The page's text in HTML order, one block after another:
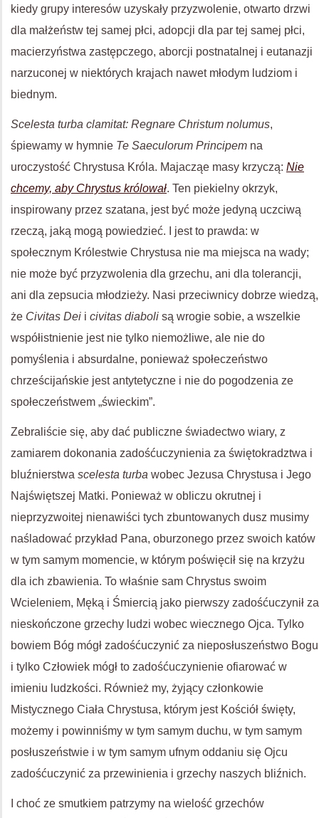
kiedy grupy interesów uzyskały przyzwolenie, otwarto drzwi
dla małżeństw tej samej płci, adopcji dla par tej samej płci,
macierzyństwa zastępczego, aborcji postnatalnej i eutanazji
narzuconej w niektórych krajach nawet młodym ludziom i
biednym.
Scelesta turba clamitat: Regnare Christum nolumus,
śpiewamy w hymnie Te Saeculorum Principem na
uroczystość Chrystusa Króla. Majacząe masy krzyczą: Nie
chcemy, aby Chrystus królował. Ten piekielny okrzyk,
inspirowany przez szatana, jest być może jedyną uczciwą
rzeczą, jaką mogą powiedzieć. I jest to prawda: w
społecznym Królestwie Chrystusa nie ma miejsca na wady;
nie może być przyzwolenia dla grzechu, ani dla tolerancji,
ani dla zepsucia młodzieży. Nasi przeciwnicy dobrze wiedzą,
że Civitas Dei i civitas diaboli są wrogie sobie, a wszelkie
współistnienie jest nie tylko niemożliwe, ale nie do
pomyślenia i absurdalne, ponieważ społeczeństwo
chrześcijańskie jest antytetyczne i nie do pogodzenia ze
społeczeństwem „świeckim”.
Zebraliście się, aby dać publiczne świadectwo wiary, z
zamiarem dokonania zadośćuczynienia za świętokradztwa i
bluźnierstwa scelesta turba wobec Jezusa Chrystusa i Jego
Najświętszej Matki. Ponieważ w obliczu okrutnej i
nieprzyzwoitej nienawiści tych zbuntowanych dusz musimy
naśladować przykład Pana, oburzonego przez swoich katów
w tym samym momencie, w którym poświęcił się na krzyżu
dla ich zbawienia. To właśnie sam Chrystus swoim
Wcieleniem, Męką i Śmiercią jako pierwszy zadośćuczynił za
nieskończone grzechy ludzi wobec wiecznego Ojca. Tylko
bowiem Bóg mógł zadośćuczynić za nieposłuszeństwo Bogu
i tylko Człowiek mógł to zadośćuczynienie ofiarować w
imieniu ludzkości. Również my, żyjący członkowie
Mistycznego Ciała Chrystusa, którym jest Kościół święty,
możemy i powinniśmy w tym samym duchu, w tym samym
posłuszeństwie i w tym samym ufnym oddaniu się Ojcu
zadośćuczynić za przewinienia i grzechy naszych bliźnich.
I choć ze smutkiem patrzymy na wielość grzechów